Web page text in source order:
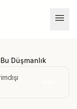
menu
Düşmanlık